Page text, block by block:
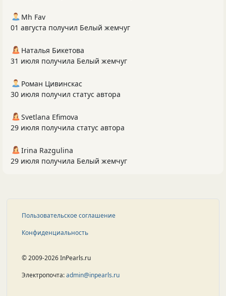
Mh Fav
01 августа получил Белый жемчуг
Наталья Бикетова
31 июля получила Белый жемчуг
Роман Цивинскас
30 июля получил статус автора
Svetlana Efimova
29 июля получила статус автора
Irina Razgulina
29 июля получила Белый жемчуг
Пользовательское соглашение
Конфиденциальность
© 2009-2026 InPearls.ru
Электропочта:admin@inpearls.ru